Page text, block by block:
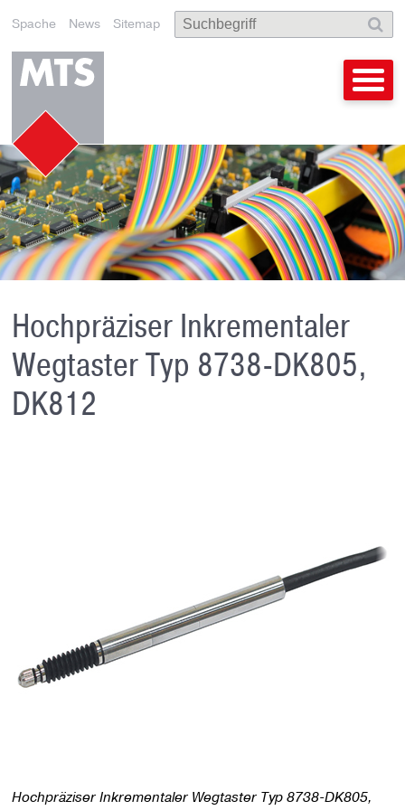
Spache News Sitemap
Hochpräziser Inkrementaler
Wegtaster Typ 8738-DK805,
DK812
Hochpräziser Inkrementaler Wegtaster Typ 8738-DK805,